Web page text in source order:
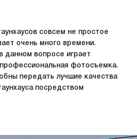
совсем не простое
очень много времени.
вопросе играет
фотосъемка.
передать лучшие качества
посредством